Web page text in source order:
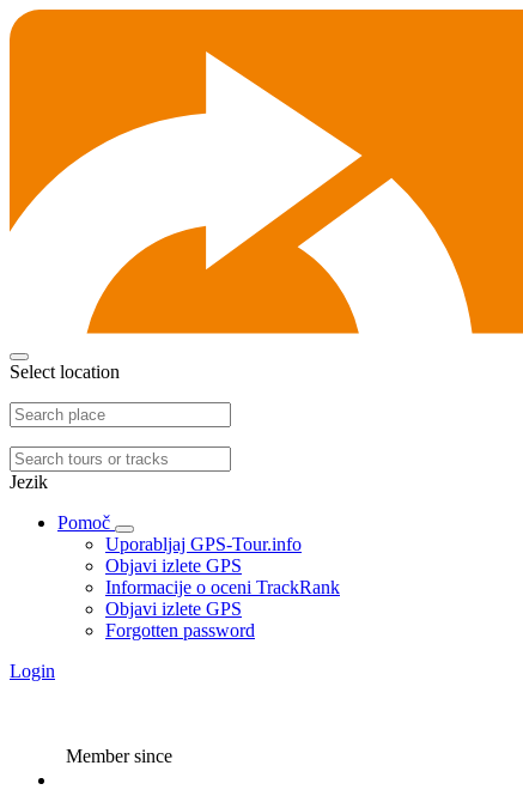
Select location
Jezik
Pomoč
Uporabljaj GPS-Tour.info
Objavi izlete GPS
Informacije o oceni TrackRank
Objavi izlete GPS
Forgotten password
Login
Member since